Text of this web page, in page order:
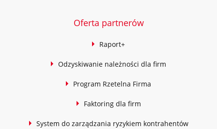
Oferta partnerów
Raport+
Odzyskiwanie należności dla firm
Program Rzetelna Firma
Faktoring dla firm
System do zarządzania ryzykiem kontrahentów